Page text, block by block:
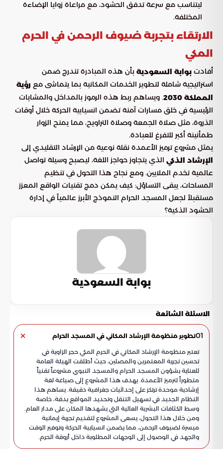
ليتناسب مع سرعة تدفق الحشود، مع مراعاة زوايا الإضاءة
المختلفة.
الارتقاء بتجربة ضيوف الرحمن في الحرم
المكي
أفادت بوابة السعودية بأن هذه المبادرة تندرج ضمن
استراتيجية شاملة لتطوير الخدمات المكانية بما يتماشى مع رؤية
المملكة 2030
. ويساهم ربط هذه الرموز بالمداخل والمشايات
الرئيسية في خلق مسارات آمنة تضمن انسيابية الحركة خلال أوقات
الذروة، مثل صلاة الجمعة وصلاة التراويح، مما يمنح الزوار
طمأنينة أكبر للتفرغ للعبادة.
يمثل مشروع ترميز الأعمدة نقلة نوعية من الإرشاد التقليدي إلى
الإرشاد الذكي الذي يتجاوز حواجز اللغة، ليصبح وسيلة تواصل
عالمية تخدم الملايين. ومع نجاح هذا التحول في تنظيم
المساحات، يبقى التساؤل: كيف يمكن دمج تقنيات الواقع المعزز
مستقبلاً لجعل المسجد الحرام النموذج الأبرز عالمياً في إدارة
الحشود الذكية؟
بوابة السعودية
الاسئلة الشائعة
01تطوير منظومة الإرشاد المكاني في المسجد الحرام
تعتبر منظومة الإرشاد المكاني في الحرم المكي حجر الزاوية في
تحسين تجربة المعتمرين والمصلين، حيث أطلقت الهيئة العامة
للعناية بشؤون المسجد الحرام والمسجد النبوي مشروعاً تقنياً
متطوراً لترميز الأعمدة. يهدف هذا المشروع إلى صياغة لغة
إرشادية موحدة ترتكز على إحداثيات جغرافية دقيقة. يساهم هذا
النظام الجديد في تسهيل التنقل وتحديد المواقع بدقة، خاصة
وسط الكثافات البشرية العالية التي يشهدها المكان على مدار العام.
ومن خلال هذا التحول، يسعى المشروع لتقديم تجربة إيمانية
ميسرة لضيوف الرحمن، مما يضمن انسيابية الحركة وتوفير الوقت
والجهد في الوصول إلى الوجهات المطلوبة داخل أروقة الحرم.